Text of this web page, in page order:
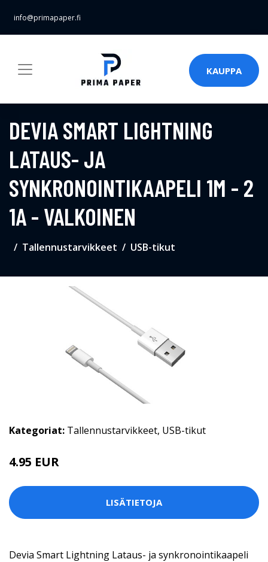
info@primapaper.fi
KAUPPA
DEVIA SMART LIGHTNING
LATAUS- JA
SYNKRONOINTIKAAPELI 1M - 2
1A - VALKOINEN
Tallennustarvikkeet USB-tikut
Kategoriat: Tallennustarvikkeet, USB-tikut
4.95 EUR
LISÄTIETOJA
Devia Smart Lightning Lataus- ja synkronointikaapeli